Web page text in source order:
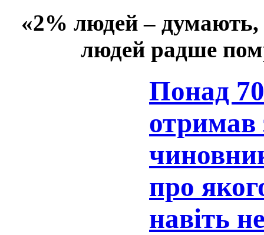
«2% людей –
людей радше
Понад
отримав
про
навіть